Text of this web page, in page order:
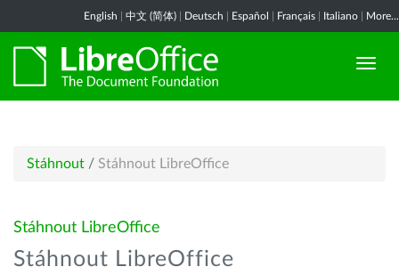
English 中文 (简体) Deutsch Español Français Italiano More...
Stáhnout / Stáhnout LibreOffice
Stáhnout LibreOffice
Stáhnout LibreOffice